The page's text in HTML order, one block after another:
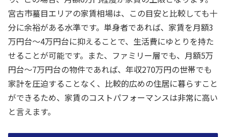
宮古市蟇目エリアの家賃相場は、この目安と比較しても十
分に余裕がある水準です。単身者であれば、家賃を月額3
万円台〜4万円台に抑えることで、生活費にゆとりを持た
せることが可能です。また、ファミリー層でも、月額5万
円台〜7万円台の物件であれば、年収270万円の世帯でも
家計を圧迫することなく、比較的広めの住居に暮らすこと
ができるため、家賃のコストパフォーマンスは非常に高い
と言えます。